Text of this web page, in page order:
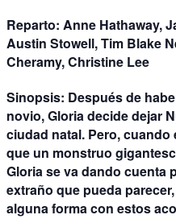
Reparto: Anne Hathaway,
Austin Stowell, Tim Blake
Cheramy, Christine Lee
Sinopsis: Después de
novio, Gloria decide dejar
ciudad natal. Pero,
que un monstruo
Gloria se va dando cuenta
extraño que pueda
alguna forma con estos